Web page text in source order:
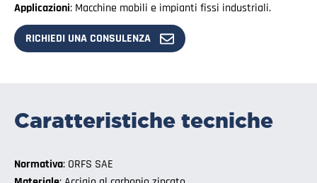
Applicazioni: Macchine mobili e impianti fissi industriali.
RICHIEDI UNA CONSULENZA
Caratteristiche tecniche
Normativa: ORFS SAE